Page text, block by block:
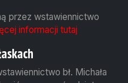
przez wstawiennictwo
informacji tutaj
bł. Michała